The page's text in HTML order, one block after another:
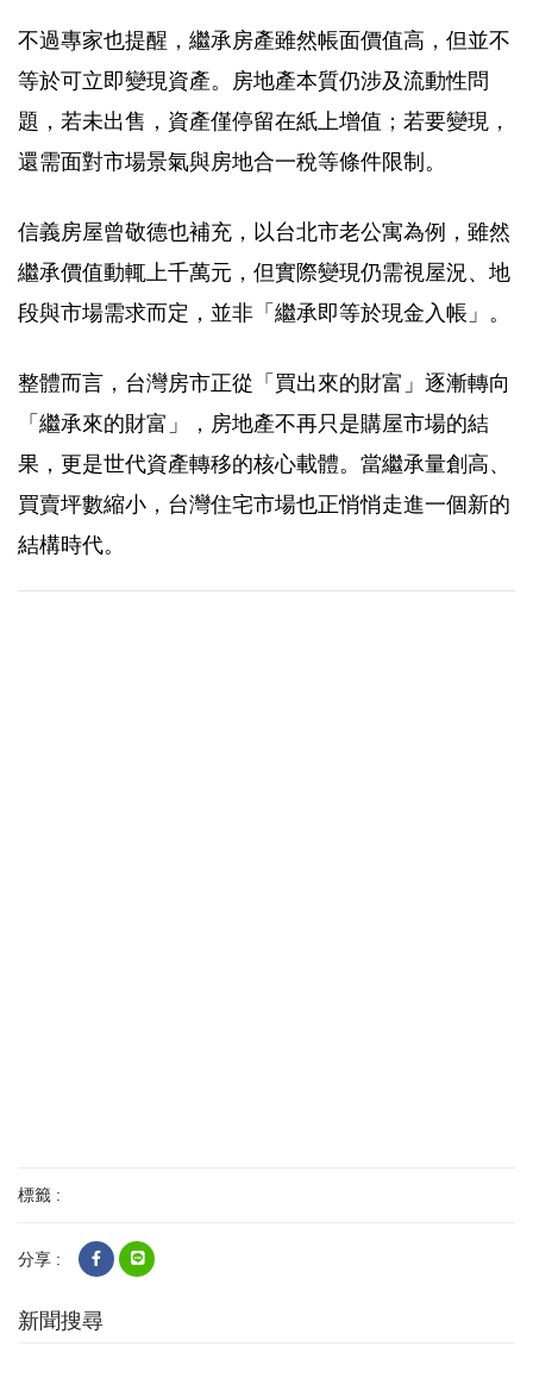
新聞搜尋
不過專家也提醒，繼承房產雖然帳面價值高，但並不
等於可立即變現資產。房地產本質仍涉及流動性問
題，若未出售，資產僅停留在紙上增值；若要變現，
還需面對市場景氣與房地合一稅等條件限制。
信義房屋曾敬德也補充，以台北市老公寓為例，雖然
繼承價值動輒上千萬元，但實際變現仍需視屋況、地
段與市場需求而定，並非「繼承即等於現金入帳」。
整體而言，台灣房市正從「買出來的財富」逐漸轉向
「繼承來的財富」，房地產不再只是購屋市場的結
果，更是世代資產轉移的核心載體。當繼承量創高、
買賣坪數縮小，台灣住宅市場也正悄悄走進一個新的
結構時代。
標籤 :
分享 :